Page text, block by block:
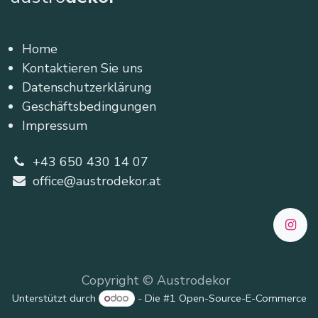
Home
Kontaktieren Sie uns
Datenschutzerklärung
Geschäftsbedingungen
Impressum
+43 650 430 14 07
office@austrodekor.at
Copyright © Austrodekor
Unterstützt durch - Die #1 Open-Source-E-Commerce